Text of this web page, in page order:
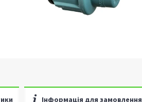
Інформація для замовлення